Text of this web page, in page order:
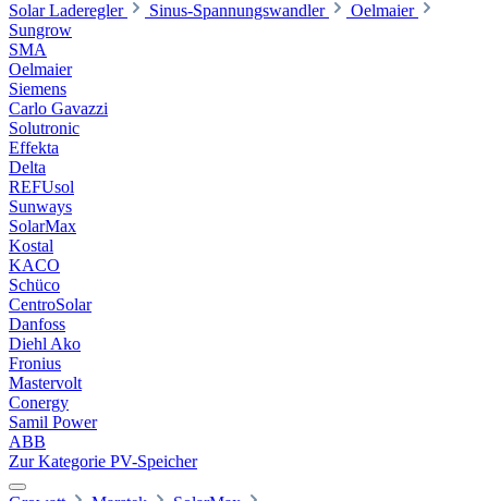
Solar Laderegler
Sinus-Spannungswandler
Oelmaier
Sungrow
SMA
Oelmaier
Siemens
Carlo Gavazzi
Solutronic
Effekta
Delta
REFUsol
Sunways
SolarMax
Kostal
KACO
Schüco
CentroSolar
Danfoss
Diehl Ako
Fronius
Mastervolt
Conergy
Samil Power
ABB
Zur Kategorie PV-Speicher